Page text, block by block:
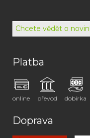
072
Chcete vědět o
Platba
online převod dobírka
Doprava